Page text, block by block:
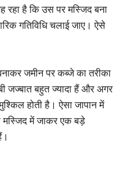
रहा है कि उस पर मस्जिद बना
गतिविधि चलाई जाए। ऐसे
जमीन पर कब्जे का तरीका
जज्बात बहुत ज्यादा हैं और अगर
होती है। ऐसा जापान में
मस्जिद में जाकर एक बड़े